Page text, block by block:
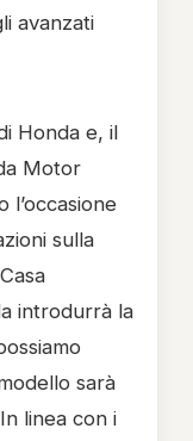
avanzati
Honda e, il
Motor
l’occasione
sulla
introdurrà la
sarà
linea con i